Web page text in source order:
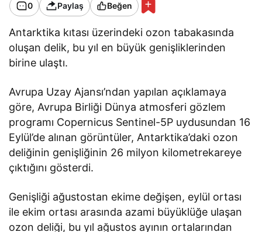
0 Paylaş Beğen
Antarktika kıtası üzerindeki ozon tabakasında
oluşan delik, bu yıl en büyük genişliklerinden
birine ulaştı.
Avrupa Uzay Ajansı’ndan yapılan açıklamaya
göre, Avrupa Birliği Dünya atmosferi gözlem
programı Copernicus Sentinel-5P uydusundan 16
Eylül’de alınan görüntüler, Antarktika’daki ozon
deliğinin genişliğinin 26 milyon kilometrekareye
çıktığını gösterdi.
Genişliği ağustostan ekime değişen, eylül ortası
ile ekim ortası arasında azami büyüklüğe ulaşan
ozon deliği, bu yıl ağustos ayının ortalarından